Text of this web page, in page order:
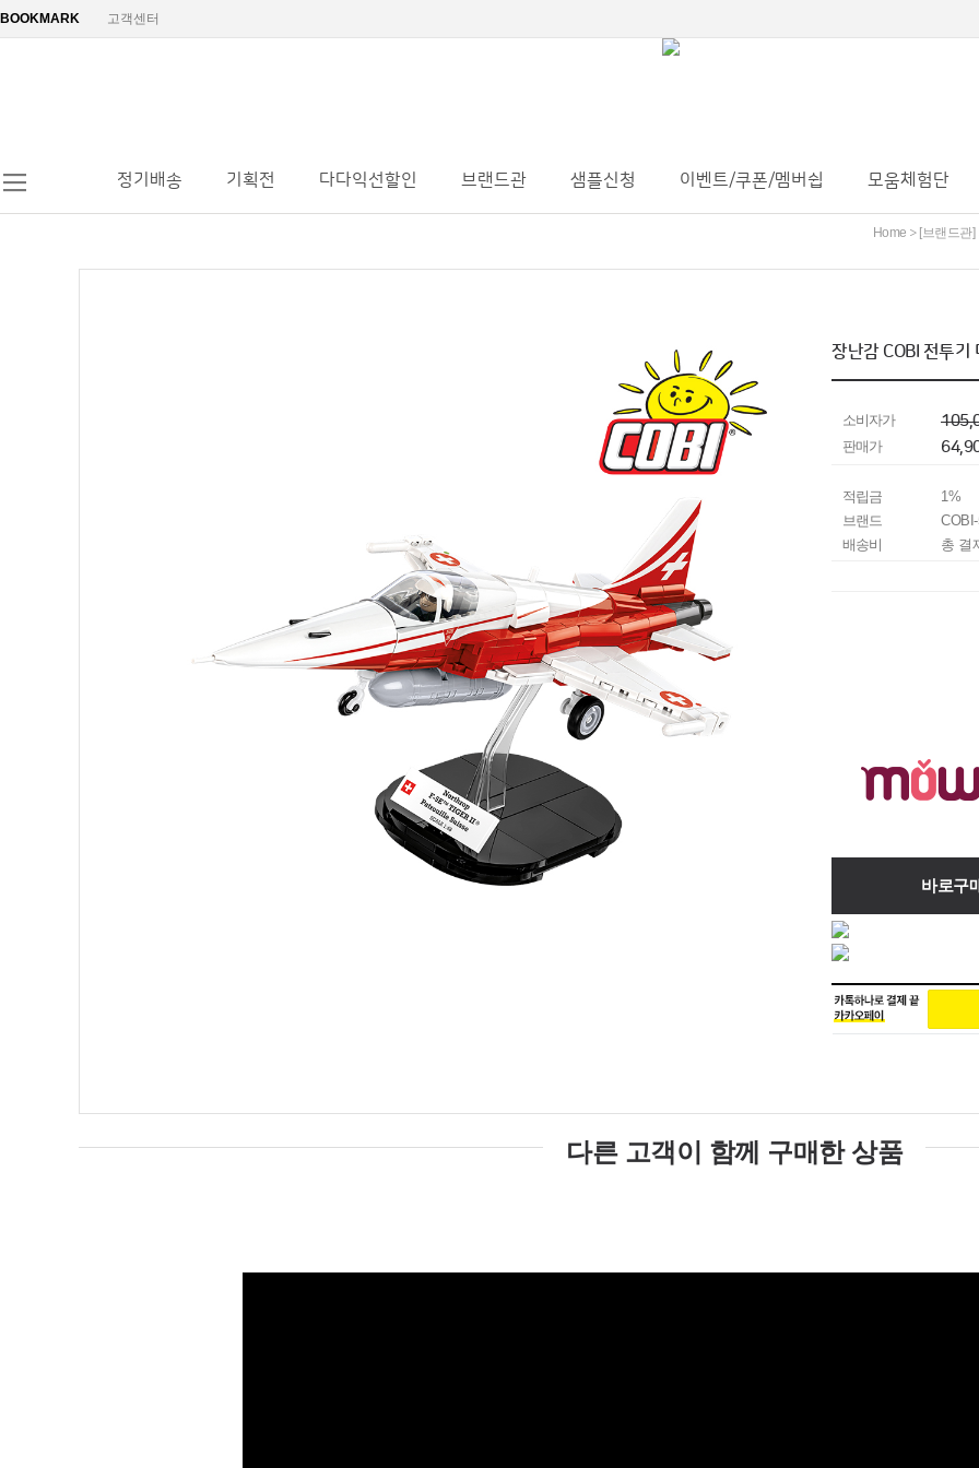
BOOKMARK 고객센터
정기배송 기획전 다다익선할인 브랜드관 샘플신청 이벤트/쿠폰/멤버쉽 모움체험단
Home > [브랜드관]
장난감 COBI 전투기
소비자가
판매가
적립금
1%
브랜드
배송비
총 결
바로구
다른 고객이 함께 구매한 상품